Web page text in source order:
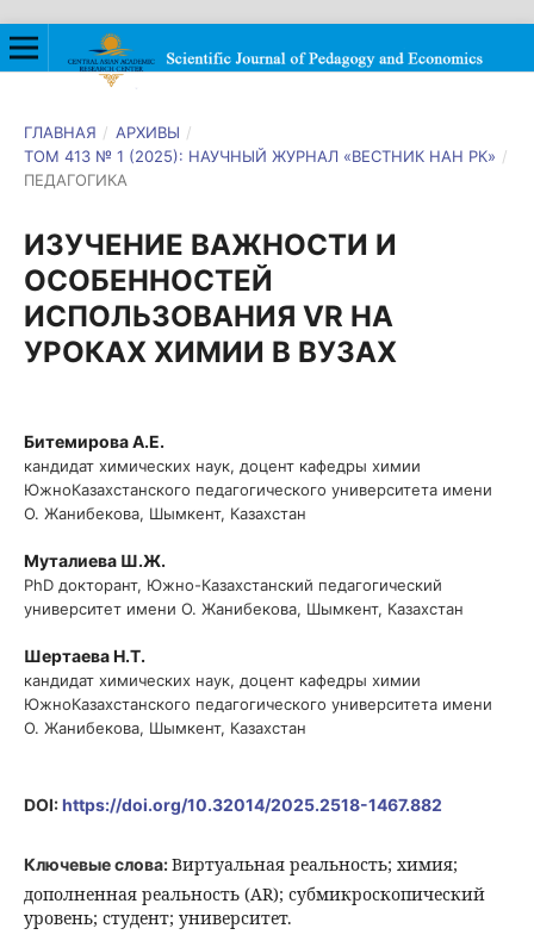
ГЛАВНАЯ / АРХИВЫ /
ТОМ 413 № 1 (2025): НАУЧНЫЙ ЖУРНАЛ «ВЕСТНИК НАН РК» /
ПЕДАГОГИКА
ИЗУЧЕНИЕ ВАЖНОСТИ И
ОСОБЕННОСТЕЙ
ИСПОЛЬЗОВАНИЯ VR НА
УРОКАХ ХИМИИ В ВУЗАХ
Битемирова А.Е.
кандидат химических наук, доцент кафедры химии
ЮжноКазахстанского педагогического университета имени
О. Жанибекова, Шымкент, Казахстан
Муталиева Ш.Ж.
PhD докторант, Южно-Казахстанский педагогический
университет имени О. Жанибекова, Шымкент, Казахстан
Шертаева Н.Т.
кандидат химических наук, доцент кафедры химии
ЮжноКазахстанского педагогического университета имени
О. Жанибекова, Шымкент, Казахстан
DOI:https://doi.org/10.32014/2025.2518-1467.882
Ключевые слова:Виртуальная реальность; химия;
дополненная реальность (AR); субмикроскопический
уровень; студент; университет.